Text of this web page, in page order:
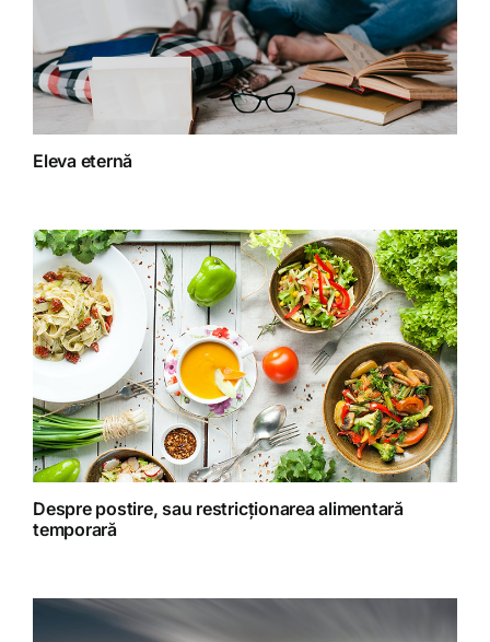
Fără categorie
Homeopatie
Retete fructariene
Retete preparate
Eleva eternă
Despre postire, sau restricționarea alimentară
temporară